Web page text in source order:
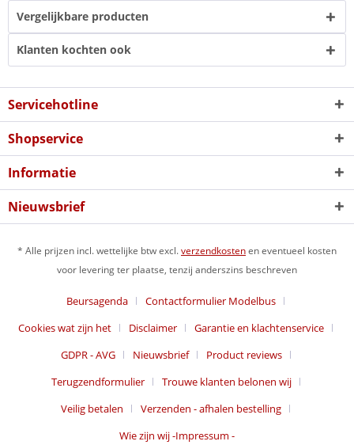
Vergelijkbare producten
Klanten kochten ook
Servicehotline
Shopservice
Informatie
Nieuwsbrief
* Alle prijzen incl. wettelijke btw excl.verzendkostenen eventueel kosten
voor levering ter plaatse, tenzij anderszins beschreven
Beursagenda
Contactformulier Modelbus
Cookies wat zijn het
Disclaimer
Garantie en klachtenservice
GDPR - AVG
Nieuwsbrief
Product reviews
Terugzendformulier
Trouwe klanten belonen wij
Veilig betalen
Verzenden - afhalen bestelling
Wie zijn wij -Impressum -